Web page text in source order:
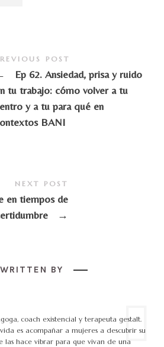
POST
Ep 62. Ansiedad, prisa y ruido
tu trabajo: cómo volver a tu
y a tu para qué en
BANI
NEXT POST
en tiempos de
→
WRITTEN BY
coach existencial y terapeuta gestalt.
es acompañar a mujeres a descubrir su
las hace vibrar para que vivan de una